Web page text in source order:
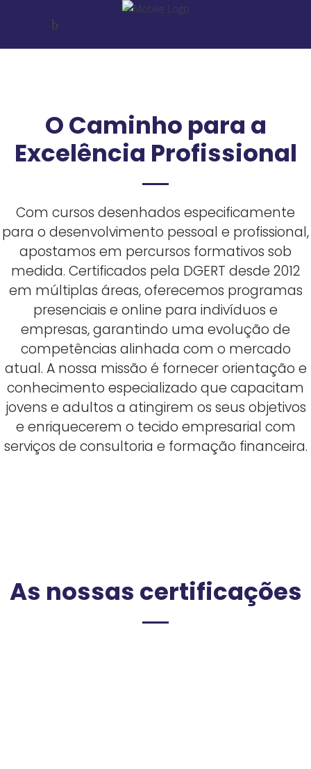
O Caminho para a
Excelência Profissional
Com cursos desenhados especificamente
para o desenvolvimento pessoal e profissional,
apostamos em percursos formativos sob
medida. Certificados pela DGERT desde 2012
em múltiplas áreas, oferecemos programas
presenciais e online para indivíduos e
empresas, garantindo uma evolução de
competências alinhada com o mercado
atual. A nossa missão é fornecer orientação e
conhecimento especializado que capacitam
jovens e adultos a atingirem os seus objetivos
e enriquecerem o tecido empresarial com
serviços de consultoria e formação financeira.
As nossas certificações